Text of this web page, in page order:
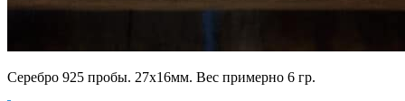
Серебро 925 пробы. 27х16мм. Вес примерно 6 гр.